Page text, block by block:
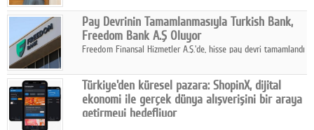
Pay Devrinin Tamamlanmasıyla Turkish Bank,
Freedom Bank A.Ş Oluyor
Freedom Finansal Hizmetler A.Ş.'de, hisse pay devri tamamlandı
Turkish Bank'ın ticaret unvanının “Freedom Bank A.Ş.” olmasına
karar verildi.
Türkiye'den küresel pazara: ShopinX, dijital
ekonomi ile gerçek dünya alışverişini bir araya
getirmeyi hedefliyor